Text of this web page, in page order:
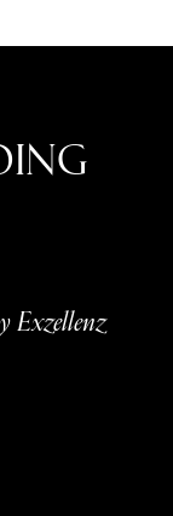
Exzellenz